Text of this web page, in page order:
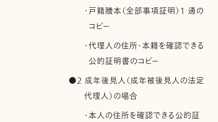
・戸籍謄本（全部事項証明）1 通の
コピー
・代理人の住所・本籍を確認できる
公的証明書のコピー
●2 成年後見人（成年被後見人の法定
代理人）の場合
・本人の住所を確認できる公的証